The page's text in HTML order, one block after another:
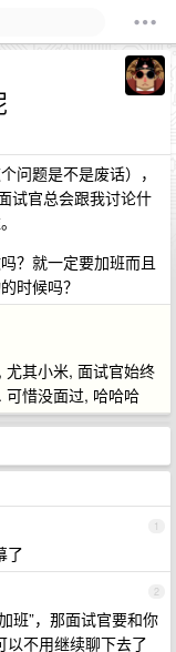
问题是不是废话），
试官总会跟我讨论什
？就一定要加班而且
时候吗？
其小米, 面试官始终
可惜没面过, 哈哈哈
1
了
2
班”，那面试官要和你
以不用继续聊下去了